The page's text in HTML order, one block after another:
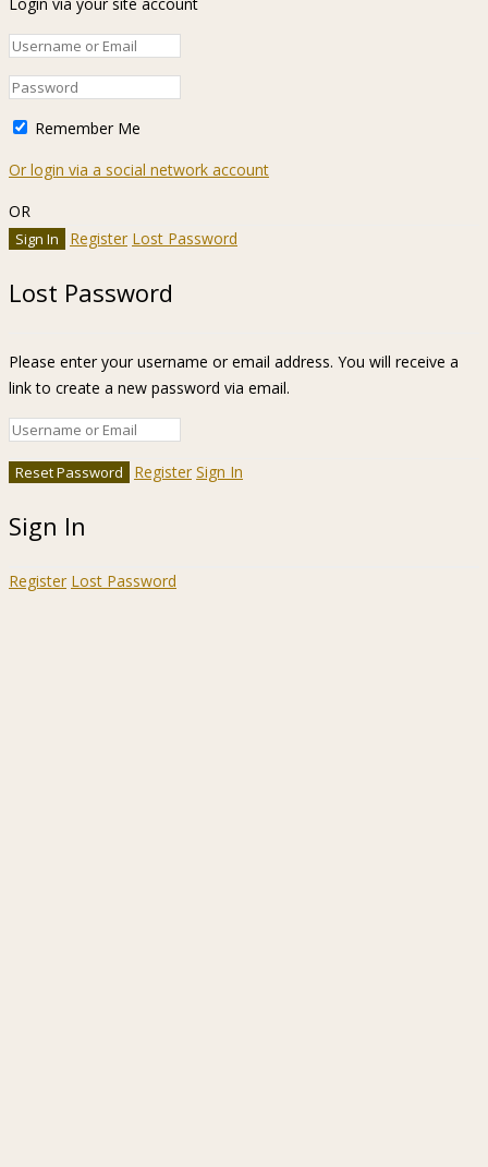
Remember Me
Or login via a social network account
OR
Register Lost Password
Lost Password
Please enter your username or email address. You will receive a
link to create a new password via email.
Register Sign In
Sign In
Register Lost Password